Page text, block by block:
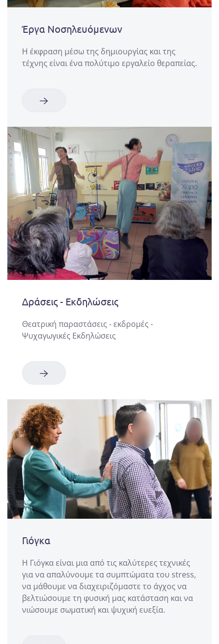
Έργα Νοσηλευόμενων
Η έκφραση μέσω της δημιουργίας και της
τέχνης είναι ένα πολύτιμο εργαλείο θεραπείας.
Δράσεις - Εκδηλώσεις
Θεατρική παραστάσεις - εκδρομές -
Ψυχαγωγικές Εκδηλώσεις
Γιόγκα
Η Γιόγκα είναι μια από τις καλύτερες τεχνικές
για να απαλύνουμε τα συμπτώματα του stress,
να μάθουμε να διαχειριζόμαστε το άγχος να
βελτιώσουμε τη φυσική μας κατάσταση και να
νιώσουμε σωματική και ψυχική ευεξία.